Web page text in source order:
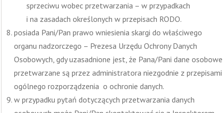
sprzeciwu wobec przetwarzania – w przypadkach
i na zasadach określonych w przepisach RODO.
posiada Pani/Pan prawo wniesienia skargi do właściwego
organu nadzorczego – Prezesa Urzędu Ochrony Danych
Osobowych, gdy uzasadnione jest, że Pana/Pani dane osobowe
przetwarzane są przez administratora niezgodnie z przepisami
ogólnego rozporządzenia o ochronie danych.
w przypadku pytań dotyczących przetwarzania danych